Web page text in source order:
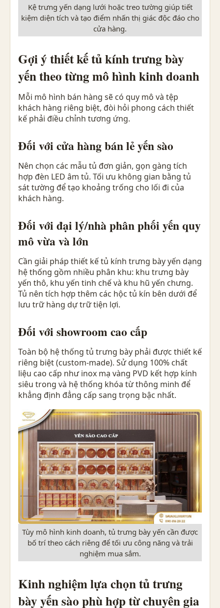
Kệ trưng yến dạng lưới hoặc treo tường giúp tiết
kiệm diện tích và tạo điểm nhấn thị giác độc đáo cho
cửa hàng.
Gợi ý thiết kế tủ kính trưng bày
yến theo từng mô hình kinh doanh
Mỗi mô hình bán hàng sẽ có quy mô và tệp
khách hàng riêng biệt, đòi hỏi phong cách thiết
kế phải điều chỉnh tương ứng.
Đối với cửa hàng bán lẻ yến sào
Nên chọn các mẫu tủ đơn giản, gọn gàng tích
hợp đèn LED âm tủ. Tối ưu không gian bằng tủ
sát tường để tạo khoảng trống cho lối đi của
khách hàng.
Đối với đại lý/nhà phân phối yến quy
mô vừa và lớn
Cần giải pháp thiết kế tủ kính trưng bày yến dạng
hệ thống gồm nhiều phân khu: khu trưng bày
yến thô, khu yến tinh chế và khu hũ yến chưng.
Tủ nên tích hợp thêm các hộc tủ kín bên dưới để
lưu trữ hàng dự trữ tiện lợi.
Đối với showroom cao cấp
Toàn bộ hệ thống tủ trưng bày phải được thiết kế
riêng biệt (custom-made). Sử dụng 100% chất
liệu cao cấp như inox mạ vàng PVD kết hợp kính
siêu trong và hệ thống khóa từ thông minh để
khẳng định đẳng cấp sang trọng bậc nhất.
Tùy mô hình kinh doanh, tủ trưng bày yến cần được
bố trí theo cách riêng để tối ưu công năng và trải
nghiệm mua sắm.
Kinh nghiệm lựa chọn tủ trưng
bày yến sào phù hợp từ chuyên gia